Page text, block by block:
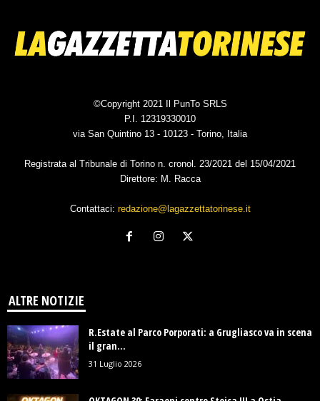
©Copyright 2021 Il PunTo SRLS
P.I. 12319330010
via San Quintino 13 - 10123 - Torino, Italia
Registrata al Tribunale di Torino n. cronol. 23/2021 del 15/04/2021
Direttore: M. Racca
Contattaci: redazione@lagazzettatorinese.it
ALTRE NOTIZIE
R.Estate al Parco Porporati: a Grugliasco va in scena
il gran...
31 Luglio 2026